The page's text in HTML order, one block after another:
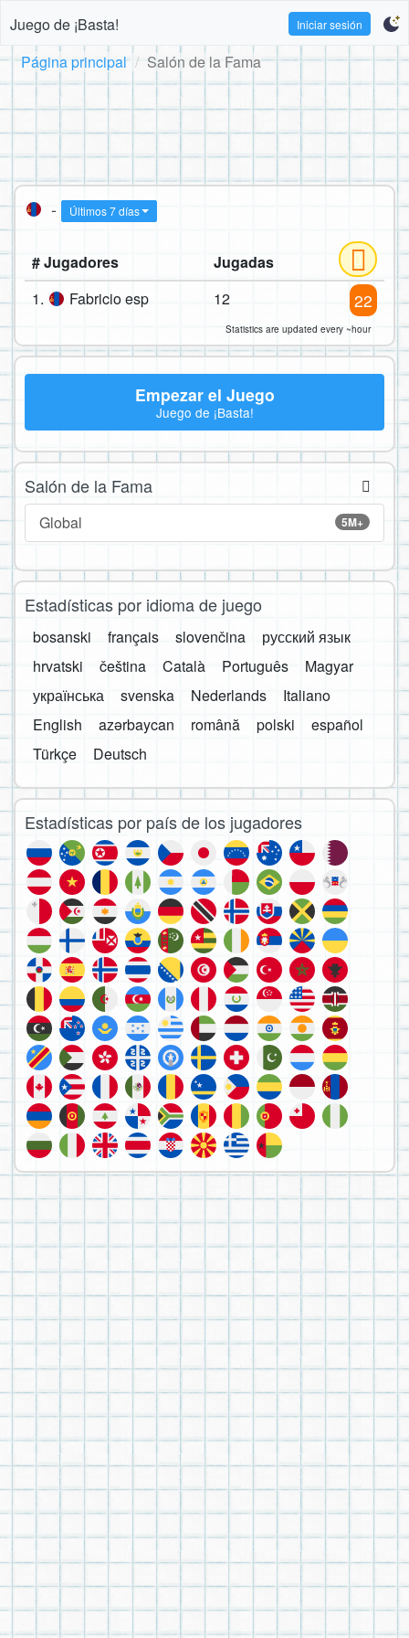
Juego de ¡Basta! Iniciar sesión
Página principal Salón de la Fama
- Últimos 7 días
# Jugadores
Jugadas
1.
Fabricio esp 12 22
Statistics are updated every ~hour
Empezar el Juego
Juego de ¡Basta!
Salón de la Fama
5M+
Global
Estadísticas por idioma de juego
bosanski français slovenčina
русский язык
hrvatski
čeština Català Português
Magyar
українська
svenska Nederlands
Italiano
English
azərbaycan română polski
español
Türkçe
Deutsch
Estadísticas por país de los jugadores